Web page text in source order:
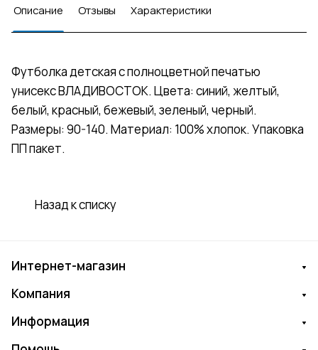
Описание Отзывы Характеристики
Футболка детская с полноцветной печатью
унисекс ВЛАДИВОСТОК. Цвета: синий, желтый,
белый, красный, бежевый, зеленый, черный.
Размеры: 90-140. Материал: 100% хлопок. Упаковка
ПП пакет.
Назад к списку
Интернет-магазин
Компания
Информация